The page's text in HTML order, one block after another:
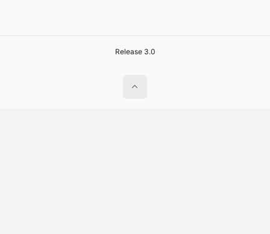
Release 3.0